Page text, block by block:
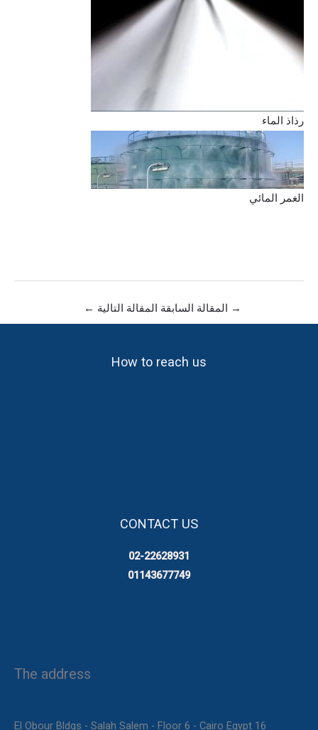
رذاذ الماء
الغمر المائي
→ المقالة السابقة المقالة التالية ←
How to reach us
CONTACT US
02-22628931
01143677749
The address
16 El Obour Bldgs - Salah Salem - Floor 6 - Cairo Egypt